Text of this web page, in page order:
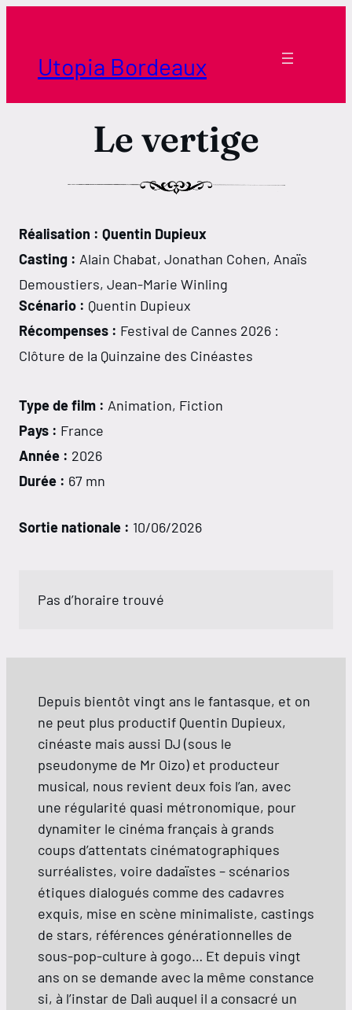
contenuUtopia Bordeaux
Le vertige
Réalisation : Quentin Dupieux
Casting : Alain Chabat, Jonathan Cohen, Anaïs
Demoustiers, Jean-Marie Winling
Scénario : Quentin Dupieux
Récompenses : Festival de Cannes 2026 :
Clôture de la Quinzaine des Cinéastes
Type de film : Animation, Fiction
Pays : France
Année : 2026
Durée : 67 mn
Sortie nationale : 10/06/2026
Pas d’horaire trouvé
Depuis bientôt vingt ans le fantasque, et on
ne peut plus productif Quentin Dupieux,
cinéaste mais aussi DJ (sous le
pseudonyme de Mr Oizo) et producteur
musical, nous revient deux fois l’an, avec
une régularité quasi métronomique, pour
dynamiter le cinéma français à grands
coups d’attentats cinématographiques
surréalistes, voire dadaïstes – scénarios
étiques dialogués comme des cadavres
exquis, mise en scène minimaliste, castings
de stars, références générationnelles de
sous-pop-culture à gogo… Et depuis vingt
ans on se demande avec la même constance
si, à l’instar de Dalì auquel il a consacré un